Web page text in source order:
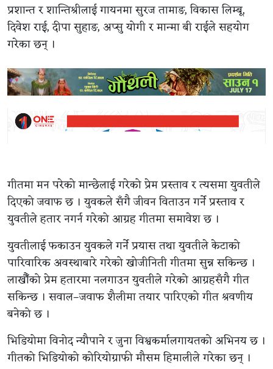
प्रशान्त र शान्तिश्रीलाई गायनमा सुरज तामाङ, विकास लिम्बू,
दिवेश राई, दीपा सुहाङ, अप्सु योगी र मान्मा बी राईले सहयोग
गरेका छन् ।
गीतमा मन परेको मान्छेलाई गरेको प्रेम प्रस्ताव र त्यसमा युवतीले
दिएको जवाफ छ । युवकले सँगै जीवन विताउन गर्ने प्रस्ताव र
युवतीले हतार नगर्न गरेको आग्रह गीतमा समावेश छ ।
युवतीलाई फकाउन युवकले गर्ने प्रयास तथा युवतीले केटाको
पारिवारिक अवस्थाबारे गरेको खोजीनिती गीतमा सुन्न सकिन्छ ।
लाखौँको प्रेम हतारमा नलगाउन युवतीले गरेको आग्रहसँगै गीत
सकिन्छ । सवाल–जवाफ शैलीमा तयार पारिएको गीत श्रवणीय
बनेको छ ।
भिडियोमा विनोद न्यौपाने र जुना विश्वकर्मालगायतको अभिनय छ ।
गीतको भिडियोको कोरियोग्राफी मौसम हिमालीले गरेका छन् ।